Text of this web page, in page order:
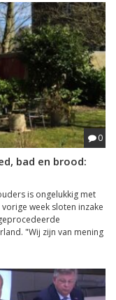
0
bad en brood:
is ongelukkig met
week sloten inzake
"Wij zijn van mening